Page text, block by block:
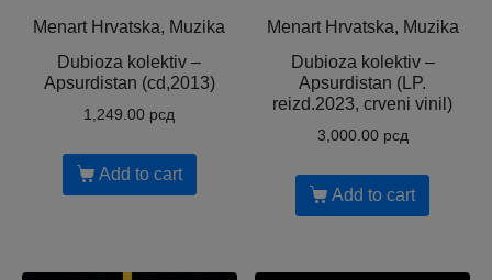
Menart Hrvatska, Muzika
Dubioza kolektiv –
Apsurdistan (cd,2013)
1,249.00 рсд
Add to cart
Menart Hrvatska, Muzika
Dubioza kolektiv –
Apsurdistan (LP.
reizd.2023, crveni vinil)
3,000.00 рсд
Add to cart